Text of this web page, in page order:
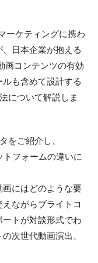
ーケティングに携わ
日本企業が抱える
画コンテンツの有効
も含めて設計する
について解説しま
をご紹介し、
フォームの違いに
にはどのような要
ながらブライトコ
トが対談形式でわ
次世代動画演出、